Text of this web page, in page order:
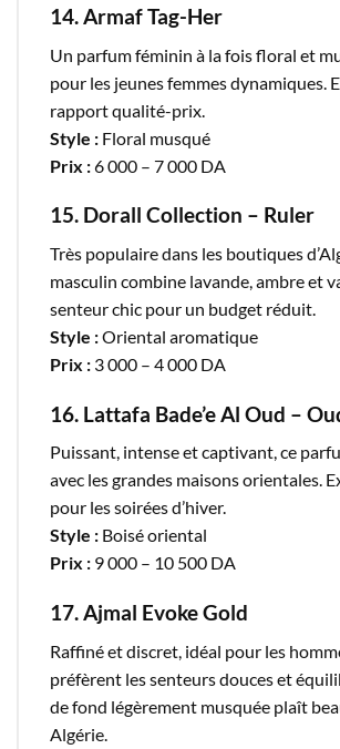
14. Armaf Tag-Her
Un parfum féminin à la fois floral et
pour les jeunes femmes dynamiques.
rapport qualité-prix.
Style : Floral musqué
Prix :6 000 – 7 000 DA
15. Dorall Collection – Ruler
Très populaire dans les boutiques
masculin combine lavande, ambre et
senteur chic pour un budget réduit.
Style :Oriental aromatique
Prix : 3 000 – 4 000 DA
16. Lattafa Bade’e Al Oud –
Puissant, intense et captivant, ce
avec les grandes maisons orientales.
pour les soirées d’hiver.
Style : Boisé oriental
Prix : 9 000 – 10 500 DA
17. Ajmal Evoke Gold
Raffiné et discret, idéal pour les
préfèrent les senteurs douces et
de fond légèrement musquée plaît
Algérie.